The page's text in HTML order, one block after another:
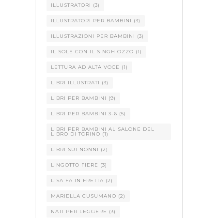
ILLUSTRATORI (3)
ILLUSTRATORI PER BAMBINI (3)
ILLUSTRAZIONI PER BAMBINI (3)
IL SOLE CON IL SINGHIOZZO (1)
LETTURA AD ALTA VOCE (1)
LIBRI ILLUSTRATI (3)
LIBRI PER BAMBINI (9)
LIBRI PER BAMBINI 3-6 (5)
LIBRI PER BAMBINI AL SALONE DEL
LIBRO DI TORINO (1)
LIBRI SUI NONNI (2)
LINGOTTO FIERE (3)
LISA FA IN FRETTA (2)
MARIELLA CUSUMANO (2)
NATI PER LEGGERE (3)